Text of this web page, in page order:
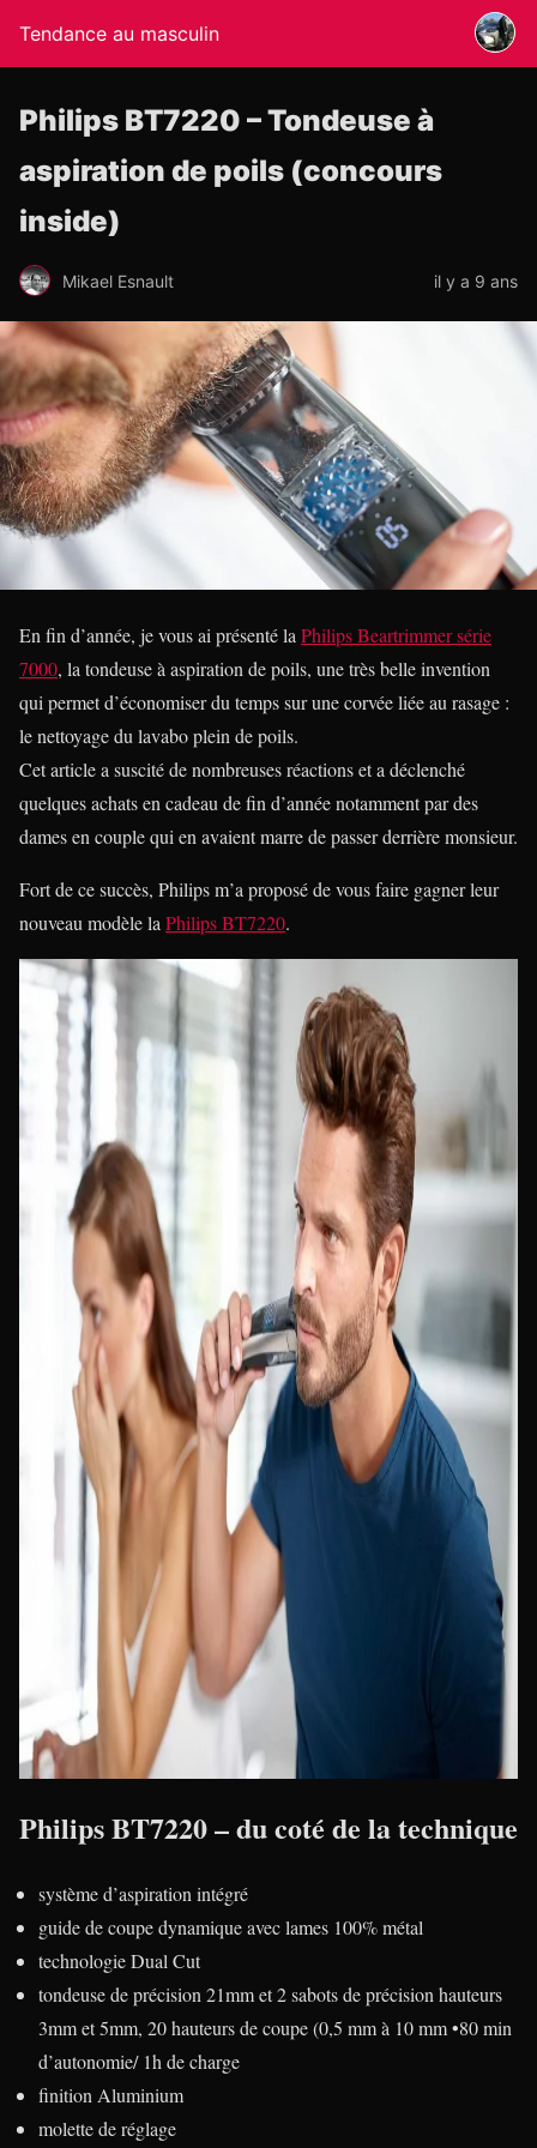
Tendance au masculin
Philips BT7220 – Tondeuse à
aspiration de poils (concours
inside)
Mikael Esnault il y a 9 ans
En fin d’année, je vous ai présenté la Philips Beartrimmer série
7000, la tondeuse à aspiration de poils, une très belle invention
qui permet d’économiser du temps sur une corvée liée au rasage :
le nettoyage du lavabo plein de poils.
Cet article a suscité de nombreuses réactions et a déclenché
quelques achats en cadeau de fin d’année notamment par des
dames en couple qui en avaient marre de passer derrière monsieur.
Fort de ce succès, Philips m’a proposé de vous faire gagner leur
nouveau modèle la Philips BT7220.
Philips BT7220 – du coté de la technique
système d’aspiration intégré
guide de coupe dynamique avec lames 100% métal
technologie Dual Cut
tondeuse de précision 21mm et 2 sabots de précision hauteurs
3mm et 5mm, 20 hauteurs de coupe (0,5 mm à 10 mm •80 min
d’autonomie/ 1h de charge
finition Aluminium
molette de réglage